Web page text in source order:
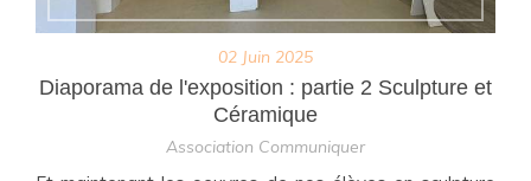
02 Juin 2025
Diaporama de l'exposition : partie 2 Sculpture et
Céramique
Association Communiquer